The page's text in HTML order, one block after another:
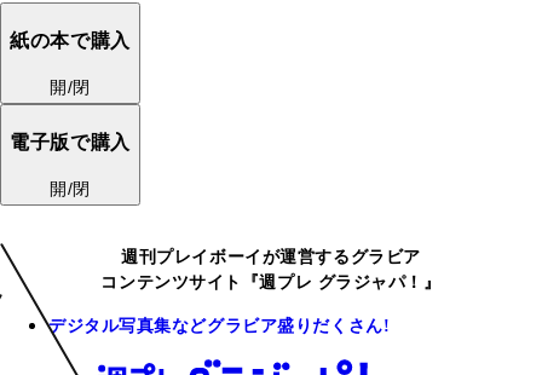
紙の本で購入
開/閉
電子版で購入
開/閉
週刊プレイボーイが運営するグラビア
コンテンツサイト『週プレ グラジャパ！』
デジタル写真集などグラビア盛りだくさん!